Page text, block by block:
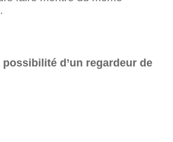
d’un regardeur de